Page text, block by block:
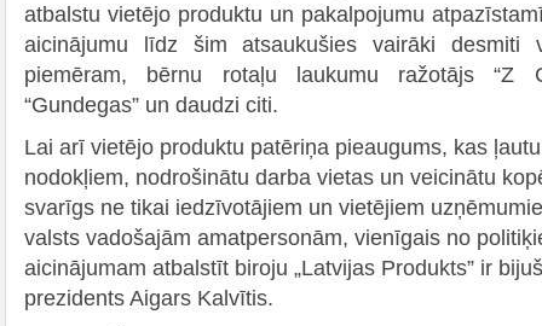
atbalstu vietējo produktu un pakalpojumu
aicinājumu līdz šim atsaukušies vairāki desmiti
piemēram, bērnu rotaļu laukumu ražotājs “Z
“Gundegas” un daudzi citi.
Lai arī vietējo produktu patēriņa pieaugums, kas
nodokļiem, nodrošinātu darba vietas un veicinātu
svarīgs ne tikai iedzīvotājiem un vietējiem
valsts vadošajām amatpersonām, vienīgais no
aicinājumam atbalstīt biroju „Latvijas Produkts” ir
prezidents Aigars Kalvītis.